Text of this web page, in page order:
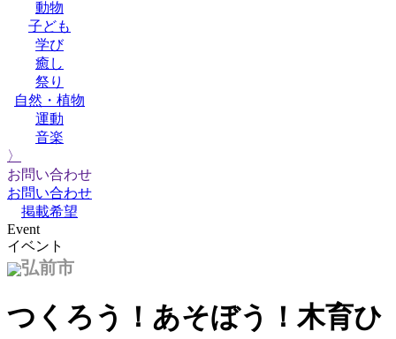
動物
子ども
学び
癒し
祭り
自然・植物
運動
音楽
〉
お問い合わせ
お問い合わせ
掲載希望
Event
イベント
弘前市
つくろう！あそぼう！木育ひ